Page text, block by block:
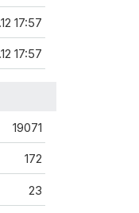
17:57
17:57
19071
172
23